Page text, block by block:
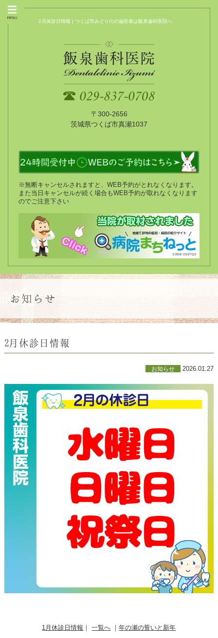
2月休診日情報 | つくば市みどりのの歯医者は飯泉歯科医院へ
〒300-2656
茨城県つくば市真瀬1037
※無断キャンセルされますと、WEB予約がとれなくなります。
また当日キャンセルが続く場合もWEB予約が取れなくなります
のでご注意下さい
お知らせ
2月休診日情報
お知らせ 2026.01.27
1月休診日情報 ｜ 一覧へ ｜年の瀬の誓いと新年